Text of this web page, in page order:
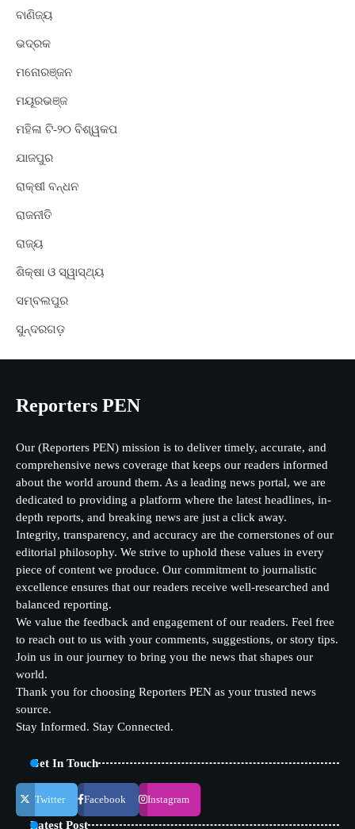
ବାଣିଜ୍ୟ
ଭଦ୍ରକ
ମନୋରଞ୍ଜନ
ମୟୂରଭଞ୍ଜ
ମହିଳା ଟି-୨୦ ବିଶ୍ୱକପ
ଯାଜପୁର
ରାକ୍ଷୀ ବନ୍ଧନ
ରାଜନୀତି
ରାଜ୍ୟ
ଶିକ୍ଷା ଓ ସ୍ୱାସ୍ଥ୍ୟ
ସମ୍ବଲପୁର
ସୁନ୍ଦରଗଡ଼
Reporters PEN
Our (Reporters PEN) mission is to deliver timely, accurate, and
comprehensive news coverage that keeps our readers informed
about the world around them. As a leading news portal, we are
dedicated to providing a platform where the latest headlines, in-
depth reports, and breaking news are just a click away.
Integrity, transparency, and accuracy are the cornerstones of our
editorial philosophy. We strive to uphold these values in every
piece of content we produce. Our commitment to journalistic
excellence ensures that our readers receive well-researched and
balanced reporting.
We value the feedback and engagement of our readers. Feel free
to reach out to us with your comments, suggestions, or story tips.
Join us in our journey to bring you the news that shapes our
world.
Thank you for choosing Reporters PEN as your trusted news
source.
Stay Informed. Stay Connected.
Get In Touch
Twitter Facebook Instagram
Latest Post